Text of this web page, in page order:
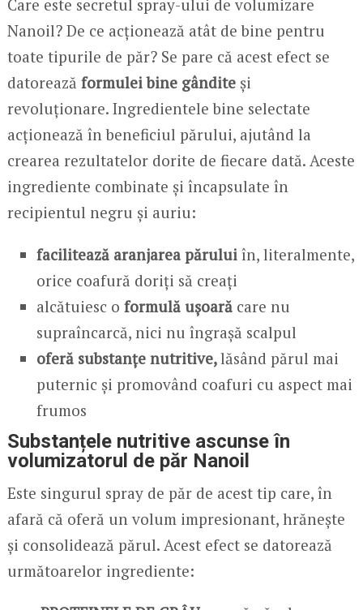
Care este secretul spray-ului de volumizare
Nanoil? De ce acționează atât de bine pentru
toate tipurile de păr? Se pare că acest efect se
datorează formulei bine gândite și
revoluționare. Ingredientele bine selectate
acționează în beneficiul părului, ajutând la
crearea rezultatelor dorite de fiecare dată. Aceste
ingrediente combinate și încapsulate în
recipientul negru și auriu:
facilitează aranjarea păruluiîn, literalmente,
orice coafură doriți să creați
alcătuiesc oformulă ușoară care nu
supraîncarcă, nici nu îngrașă scalpul
oferă substanțe nutritive,lăsând părul mai
puternic și promovând coafuri cu aspect mai
frumos
Substanțele nutritive ascunse în
volumizatorul de păr Nanoil
Este singurul spray de păr de acest tip care, în
afară că oferă un volum impresionant, hrănește
și consolidează părul. Acest efect se datorează
următoarelor ingrediente: